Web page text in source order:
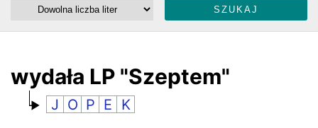
ŁAMIGŁÓWKI
wydała LP "Szeptem"
J O P E K